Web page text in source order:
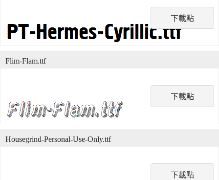
下載點
下載點
Flim-Flam.ttf
下載點
Housegrind-Personal-Use-Only.ttf